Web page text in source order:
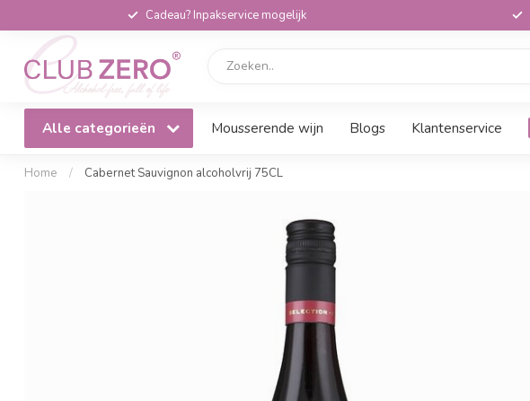
Cadeau? Inpakservice mogelijk
Alle categorieën Mousserende wijn Blogs Klantenservice
Home / Cabernet Sauvignon alcoholvrij 75CL